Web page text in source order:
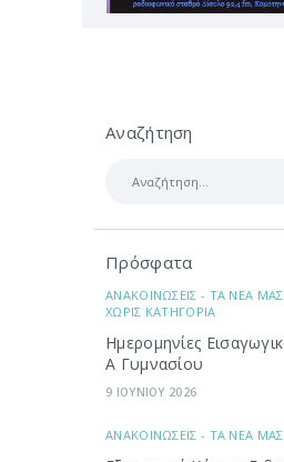
Αναζήτηση
Πρόσφατα
ΑΝΑΚΟΙΝΩΣΕΙΣ - ΤΑ ΝΕΑ ΜΑΣ
ΧΩΡΙΣ ΚΑΤΗΓΟΡΙΑ
Ημερομηνίες
Α Γυμνασίου
9 ΙΟΥΝΙΟΥ 2026
ΑΝΑΚΟΙΝΩΣΕΙΣ - ΤΑ ΝΕΑ ΜΑΣ